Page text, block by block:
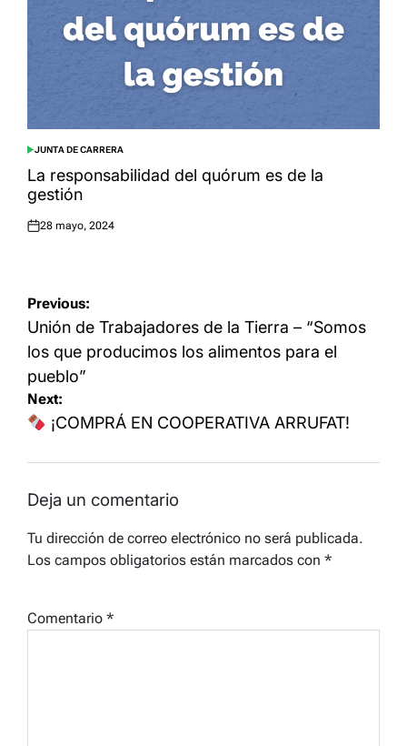
POSTED
IN
JUNTA DE CARRERA
La responsabilidad del quórum es de la
gestión
Posted
28 mayo, 2024
Navegación
de
entradas
Previous:
Unión de Trabajadores de la Tierra – “Somos
los que producimos los alimentos para el
pueblo”
Next:
¡COMPRÁ EN COOPERATIVA ARRUFAT!
Deja un comentario
Tu dirección de correo electrónico no será publicada.
Los campos obligatorios están marcados con *
Comentario *